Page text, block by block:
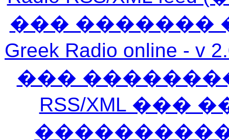
��� �������
Greek Radio
���
RSS/XML